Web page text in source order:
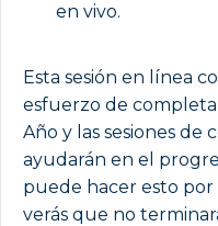
en vivo.
Esta sesión en línea
esfuerzo de
Año y las sesiones de
ayudarán en el
puede hacer esto por
verás que no